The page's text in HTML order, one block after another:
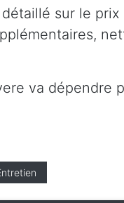
sur le
va dépendre